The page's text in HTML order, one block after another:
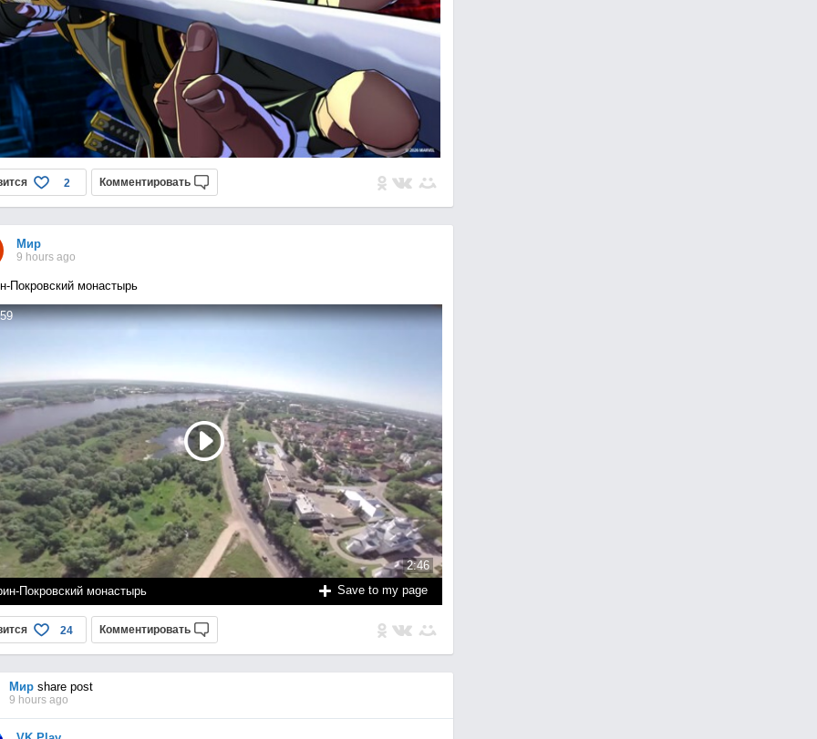
2 Комментировать
Мир
9 hours ago
Покровский монастырь
2:46
59
Покровский монастырь Save to my page
24 Комментировать
Мирshare post
9 hours ago